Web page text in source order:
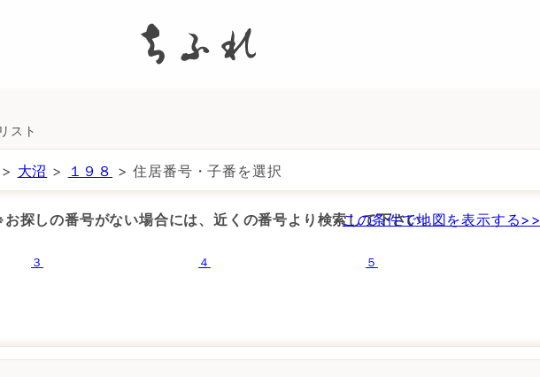
スト
> 大沼 > １９８ > 住居番号・子番を選択
探しの番号がない場合には、近くの番号より検索して下さい。この条件で地図を表示する>>
３ ４ ５